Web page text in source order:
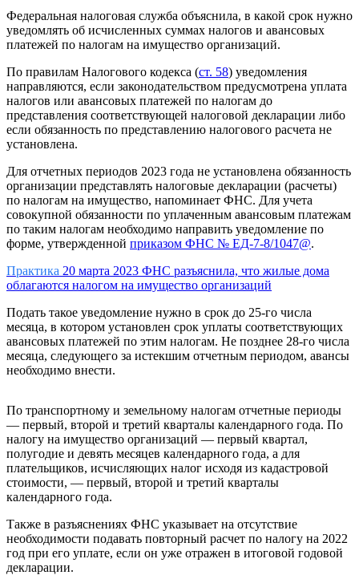
Федеральная налоговая служба объяснила, в какой срок нужно
уведомлять об исчисленных суммах налогов и авансовых
платежей по налогам на имущество организаций.
По правилам Налогового кодекса (ст. 58) уведомления
направляются, если законодательством предусмотрена уплата
налогов или авансовых платежей по налогам до
представления соответствующей налоговой декларации либо
если обязанность по представлению налогового расчета не
установлена.
Для отчетных периодов 2023 года не установлена обязанность
организации представлять налоговые декларации (расчеты)
по налогам на имущество, напоминает ФНС. Для учета
совокупной обязанности по уплаченным авансовым платежам
по таким налогам необходимо направить уведомление по
форме, утвержденной приказом ФНС № ЕД-7-8/1047@.
Практика 20 марта 2023 ФНС разъяснила, что жилые дома
облагаются налогом на имущество организаций
Подать такое уведомление нужно в срок до 25-го числа
месяца, в котором установлен срок уплаты соответствующих
авансовых платежей по этим налогам. Не позднее 28-го числа
месяца, следующего за истекшим отчетным периодом, авансы
необходимо внести.
По транспортному и земельному налогам отчетные периоды
— первый, второй и третий кварталы календарного года. По
налогу на имущество организаций — первый квартал,
полугодие и девять месяцев календарного года, а для
плательщиков, исчисляющих налог исходя из кадастровой
стоимости, — первый, второй и третий кварталы
календарного года.
Также в разъяснениях ФНС указывает на отсутствие
необходимости подавать повторный расчет по налогу на 2022
год при его уплате, если он уже отражен в итоговой годовой
декларации.